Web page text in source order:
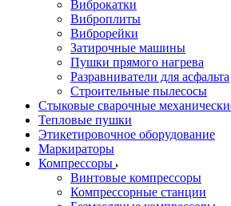
Виброкатки
Виброплиты
Виброрейки
Затирочные машины
Пушки прямого нагрева
Разравниватели для асфальта
Строительные пылесосы
Стыковые сварочные
Тепловые пушки
Этикетировочное оборудование
Маркираторы
Компрессоры
Винтовые компрессоры
Компрессорные станции